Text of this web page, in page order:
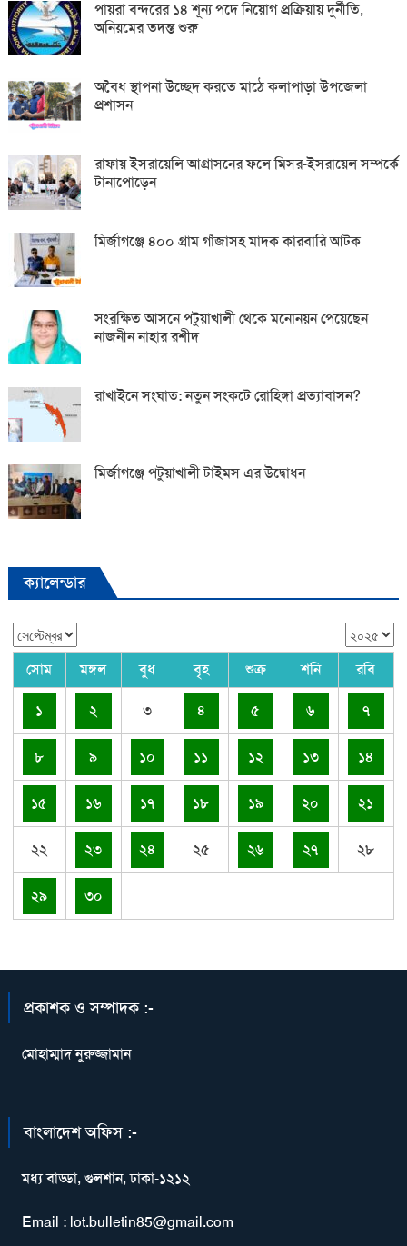
পায়রা বন্দরের ১৪ শূন্য পদে নিয়োগ প্রক্রিয়ায় দুর্নীতি,
অনিয়মের তদন্ত শুরু
অবৈধ স্থাপনা উচ্ছেদ করতে মাঠে কলাপাড়া উপজেলা
প্রশাসন
রাফায় ইসরায়েলি আগ্রাসনের ফলে মিসর-ইসরায়েল সম্পর্কে
টানাপোড়েন
মির্জাগঞ্জে ৪০০ গ্রাম গাঁজাসহ মাদক কারবারি আটক
সংরক্ষিত আসনে পটুয়াখালী থেকে মনোনয়ন পেয়েছেন
নাজনীন নাহার রশীদ
রাখাইনে সংঘাত: নতুন সংকটে রোহিঙ্গা প্রত্যাবাসন?
মির্জাগঞ্জে পটুয়াখালী টাইমস এর উদ্বোধন
ক্যালেন্ডার
সোম মঙ্গল বুধ বৃহ শুক্র শনি রবি
১ ২ ৩ ৪ ৫ ৬ ৭
৮ ৯ ১০ ১১ ১২ ১৩ ১৪
১৫ ১৬ ১৭ ১৮ ১৯ ২০ ২১
২২ ২৩ ২৪ ২৫ ২৬ ২৭ ২৮
২৯ ৩০
প্রকাশক ও সম্পাদক :-
মোহাম্মাদ নুরুজ্জামান
বাংলাদেশ অফিস :-
মধ্য বাড্ডা, গুলশান, ঢাকা-১২১২
Email : lot.bulletin85@gmail.com